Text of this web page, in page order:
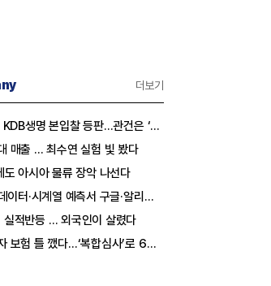
더보기
명 본입찰 등판…관건은 ‘산은 증자 규모’
매출 … 최수연 실험 빛 봤다
도 아시아 물류 장악 나선다
·시계열 예측서 구글·알리바바 제쳤다
실적반등 … 외국인이 살렸다
틀 깼다…‘복합심사’로 6개월 독점권 획득